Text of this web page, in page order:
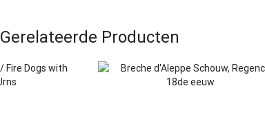
Gerelateerde Producten